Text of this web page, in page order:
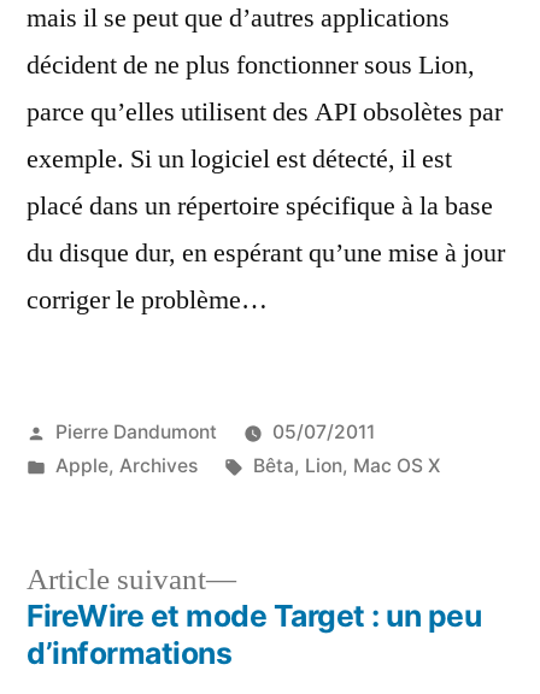
mais il se peut que d’autres applications
décident de ne plus fonctionner sous Lion,
parce qu’elles utilisent des API obsolètes par
exemple. Si un logiciel est détecté, il est
placé dans un répertoire spécifique à la base
du disque dur, en espérant qu’une mise à jour
corriger le problème…
Publié
par
Pierre Dandumont
05/07/2011
Publié
Apple, Archives Étiquettes :
Bêta, Lion, Mac OS X
Navigation
Article suivant
Article
suivant :
FireWire et mode Target : un peu
d’informations